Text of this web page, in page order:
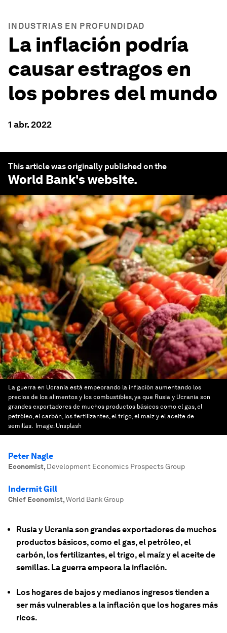
INDUSTRIAS EN PROFUNDIDAD
La inflación podría
causar estragos en
los pobres del mundo
1 abr. 2022
This article was originally published on the
World Bank's website.
La guerra en Ucrania está empeorando la inflación aumentando los
precios de los alimentos y los combustibles, ya que Rusia y Ucrania son
grandes exportadores de muchos productos básicos como el gas, el
petróleo, el carbón, los fertilizantes, el trigo, el maíz y el aceite de
semillas.
Image: Unsplash
Peter Nagle
Economist, Development Economics Prospects Group
Indermit Gill
Chief Economist,World Bank Group
Rusia y Ucrania son grandes exportadores de muchos
productos básicos, como el gas, el petróleo, el
carbón, los fertilizantes, el trigo, el maíz y el aceite de
semillas. La guerra empeora la inflación.
Los hogares de bajos y medianos ingresos tienden a
ser más vulnerables a la inflación que los hogares más
ricos.